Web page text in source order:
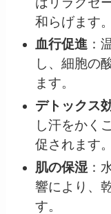
和らげます。
血行促進：
し、細胞の
ます。
デトックス
し汗をかく
促されます。
肌の保湿：
響により、
す。